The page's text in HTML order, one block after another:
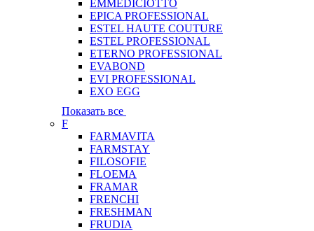
EMMEDICIOTTO
EPICA PROFESSIONAL
ESTEL HAUTE COUTURE
ESTEL PROFESSIONAL
ETERNO PROFESSIONAL
EVABOND
EVI PROFESSIONAL
EXO EGG
Показать все
F
FARMAVITA
FARMSTAY
FILOSOFIE
FLOEMA
FRAMAR
FRENCHI
FRESHMAN
FRUDIA